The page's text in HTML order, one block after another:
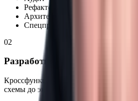
Рефакторинг
Архитектура
Спецпроекты / NDA
02
Разработка под ключ
Кроссфункциональная команда ведёт
схемы до эксплуатации.